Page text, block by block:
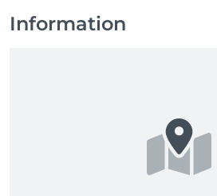
Information